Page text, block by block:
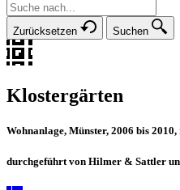
Zurücksetzen Suchen
Klostergärten
Wohnanlage, Münster, 2006 bis
durchgeführt von Hilmer & Sattler